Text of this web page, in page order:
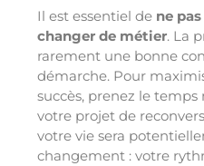
Il est essentiel de ne
changer de métier. La
rarement une bonne
démarche. Pour
succès, prenez le
votre projet de
votre vie sera
changement : votre